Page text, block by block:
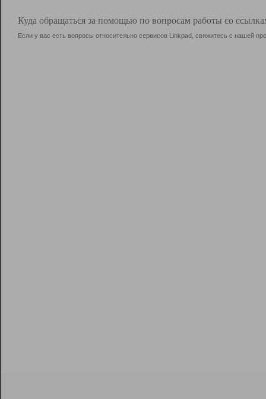
Куда обращаться за помощью по вопросам работы со
Если у вас есть вопросы относительно сервисов Linkpad, свяжитесь с нашей